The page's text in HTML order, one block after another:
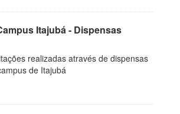
Itajubá - Dispensas
realizadas através de dispensas
de Itajubá